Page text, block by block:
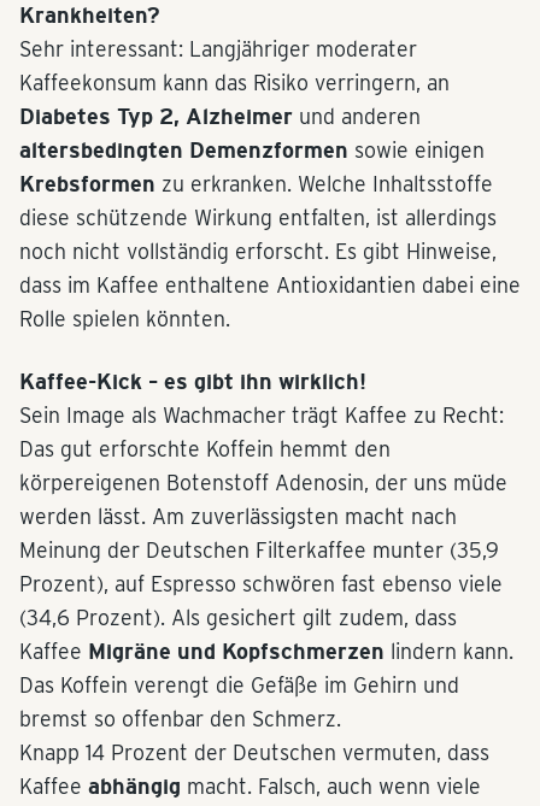
Krankheiten?
Sehr interessant: Langjähriger moderater
Kaffeekonsum kann das Risiko verringern, an
Diabetes Typ 2, Alzheimer und anderen
altersbedingten Demenzformen sowie einigen
Krebsformen zu erkranken. Welche Inhaltsstoffe
diese schützende Wirkung entfalten, ist allerdings
noch nicht vollständig erforscht. Es gibt Hinweise,
dass im Kaffee enthaltene Antioxidantien dabei eine
Rolle spielen könnten.
Kaffee-Kick – es gibt ihn wirklich!
Sein Image als Wachmacher trägt Kaffee zu Recht:
Das gut erforschte Koffein hemmt den
körpereigenen Botenstoff Adenosin, der uns müde
werden lässt. Am zuverlässigsten macht nach
Meinung der Deutschen Filterkaffee munter (35,9
Prozent), auf Espresso schwören fast ebenso viele
(34,6 Prozent). Als gesichert gilt zudem, dass
Kaffee Migräne und Kopfschmerzen lindern kann.
Das Koffein verengt die Gefäße im Gehirn und
bremst so offenbar den Schmerz.
Knapp 14 Prozent der Deutschen vermuten, dass
Kaffee abhängig macht. Falsch, auch wenn viele